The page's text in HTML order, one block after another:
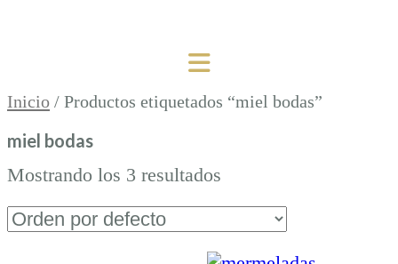
Inicio / Productos etiquetados “miel bodas”
miel bodas
Mostrando los 3 resultados